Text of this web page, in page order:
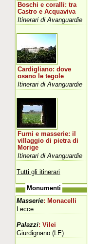
Boschi e coralli: tra
Castro e Acquaviva
Itinerari di Avanguardie
Cardigliano: dove
osano le tegole
Itinerari di Avanguardie
Furni e masserie: il
villaggio di pietra di
Morige
Itinerari di Avanguardie
Tutti gli itinerari
Monumenti
Masserie: Monacelli
Lecce
Palazzi: Vilei
Giurdignano (LE)